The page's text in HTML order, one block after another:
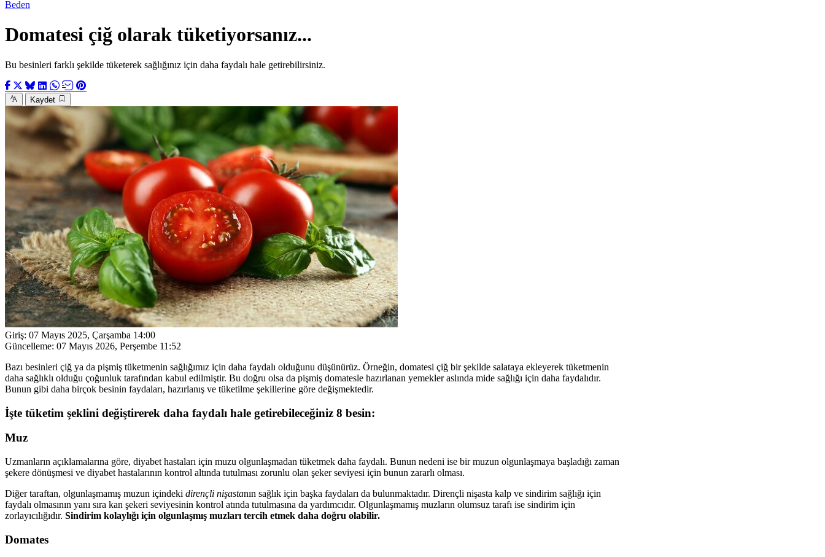
Beden
Domatesi çiğ olarak tüketiyorsanız...
Bu besinleri farklı şekilde tüketerek sağlığınız için daha faydalı hale getirebilirsiniz.
Kaydet
Giriş: 07 Mayıs 2025, Çarşamba 14:00
Güncelleme: 07 Mayıs 2026, Perşembe 11:52
Bazı besinleri çiğ ya da pişmiş tüketmenin sağlığımız için daha faydalı olduğunu düşünürüz. Örneğin, domatesi çiğ bir şekilde salataya ekleyerek tüketmenin
daha sağlıklı olduğu çoğunluk tarafından kabul edilmiştir. Bu doğru olsa da pişmiş domatesle hazırlanan yemekler aslında mide sağlığı için daha faydalıdır.
Bunun gibi daha birçok besinin faydaları, hazırlanış ve tüketilme şekillerine göre değişmektedir.
İşte tüketim şeklini değiştirerek daha faydalı hale getirebileceğiniz 8 besin:
Muz
Uzmanların açıklamalarına göre, diyabet hastaları için muzu olgunlaşmadan tüketmek daha faydalı. Bunun nedeni ise bir muzun olgunlaşmaya başladığı zaman
şekere dönüşmesi ve diyabet hastalarının kontrol altında tutulması zorunlu olan şeker seviyesi için bunun zararlı olması.
Diğer taraftan, olgunlaşmamış muzun içindeki dirençli nişastanın sağlık için başka faydaları da bulunmaktadır. Dirençli nişasta kalp ve sindirim sağlığı için
faydalı olmasının yanı sıra kan şekeri seviyesinin kontrol atında tutulmasına da yardımcıdır. Olgunlaşmamış muzların olumsuz tarafı ise sindirim için
zorlayıcılığıdır. Sindirim kolaylığı için olgunlaşmış muzları tercih etmek daha doğru olabilir.
Domates